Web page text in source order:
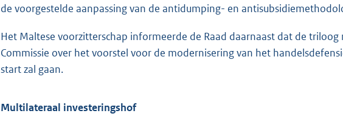
de voorgestelde aanpassing van de antidumping- en
Het Maltese voorzitterschap informeerde de Raad daarnaast dat de triloog
Commissie over het voorstel voor de modernisering van het
start zal gaan.
Multilateraal investeringshof